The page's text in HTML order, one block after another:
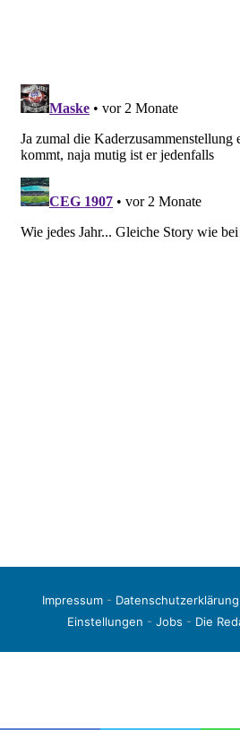
Impressum- Datenschutzerklärung
Einstellungen - Jobs - Die